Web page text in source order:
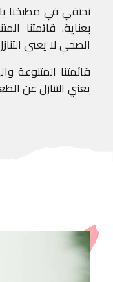
نحتفي في مطبخنا
بعناية. قائمتنا
الصحي لا يعني
قائمتنا المتنوعة
يعني التنازل عن